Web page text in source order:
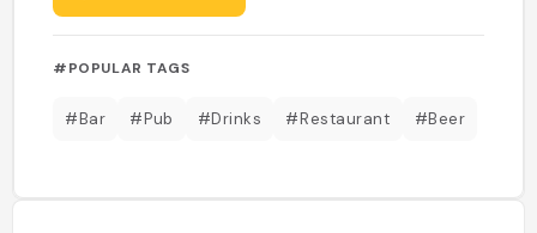
#POPULAR TAGS
#Bar #Pub #Drinks #Restaurant #Beer